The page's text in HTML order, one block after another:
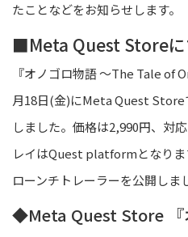
たことなどをお知らせします。
■Meta Quest Storeに
『オノゴロ物語 ～The Tale of
月18日(金)にMeta Quest Store
しました。価格は2,990円、対
レイはQuest platformとなりま
ローンチトレーラーを公開しま
◆Meta Quest Store 『